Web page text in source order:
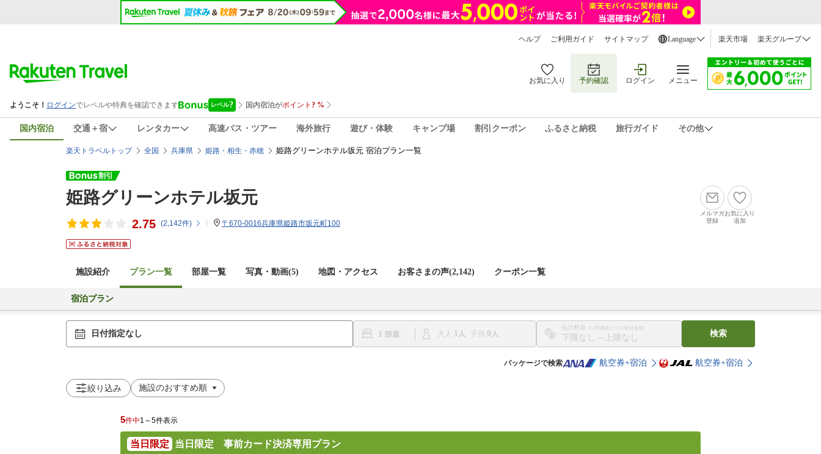
ヘルプ ご利用ガイド サイトマップ Language 楽天市場 楽天グループ
お気に入り 予約確認 ログイン メニュー
国内宿泊 交通＋宿 レンタカー 高速バス・ツアー 海外旅行 遊び・体験 キャンプ場 割引クーポン ふるさと納税 旅行ガイド その他
楽天トラベルトップ 全国 兵庫県 姫路・相生・赤穂 姫路グリーンホテル坂元 宿泊プラン一覧
姫路グリーンホテル坂元
2.75 (2,142件) 〒670-0016兵庫県姫路市坂元町100
メルマガ
登録
お気に入り
追加
施設紹介 プラン一覧 部屋一覧 写真・動画(5) 地図・アクセス お客さまの声(2,142) クーポン一覧
宿泊プラン
日付指定なし 1 大人 1 子供 0
合計料金 ※1部屋あたりの税込金額
〜
検索
パッケージで検索 航空券+宿泊 航空券+宿泊
絞り込み
5件中1～5件表示
当日限定 当日限定 事前カード決済専用プラン